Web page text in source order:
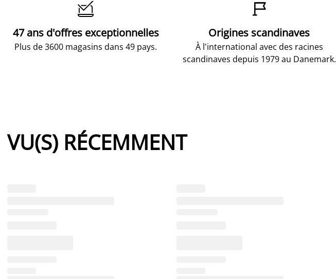

47 ans d'offres exceptionnelles
Plus de 3600 magasins dans 49 pays.

Origines scandinaves
À l'international avec des racines
scandinaves depuis 1979 au Danemark.
VU(S) RÉCEMMENT